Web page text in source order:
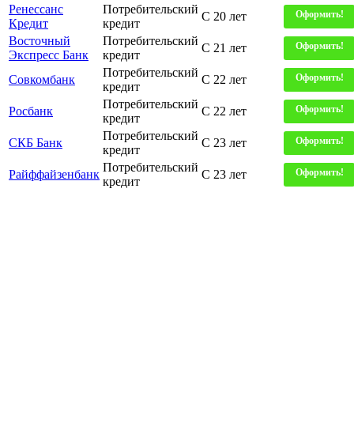
Ренессанс
Кредит
Потребительский
кредит
С 20 лет Оформить!
Восточный
Экспресс Банк
Потребительский
кредит
С 21 лет Оформить!
Совкомбанк
Потребительский
кредит
С 22 лет Оформить!
Росбанк
Потребительский
кредит
С 22 лет Оформить!
СКБ Банк
Потребительский
кредит
С 23 лет Оформить!
Райффайзенбанк
Потребительский
кредит
С 23 лет Оформить!